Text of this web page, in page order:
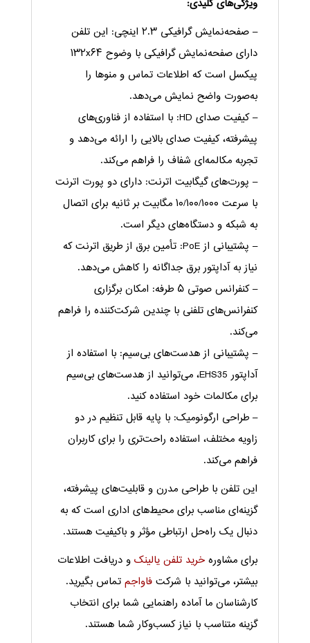
ویژگی‌های کلیدی:
– صفحه‌نمایش گرافیکی ۲.۳ اینچی: این تلفن
دارای صفحه‌نمایش گرافیکی با وضوح ۱۳۲x۶۴
پیکسل است که اطلاعات تماس و منوها را
به‌صورت واضح نمایش می‌دهد.
– کیفیت صدای HD: با استفاده از فناوری‌های
پیشرفته، کیفیت صدای بالایی را ارائه می‌دهد و
تجربه مکالمه‌ای شفاف را فراهم می‌کند.
– پورت‌های گیگابیت اترنت: دارای دو پورت اترنت
با سرعت ۱۰/۱۰۰/۱۰۰۰ مگابیت بر ثانیه برای اتصال
به شبکه و دستگاه‌های دیگر است.
– پشتیبانی از PoE: تأمین برق از طریق اترنت که
نیاز به آداپتور برق جداگانه را کاهش می‌دهد.
– کنفرانس صوتی ۵ طرفه: امکان برگزاری
کنفرانس‌های تلفنی با چندین شرکت‌کننده را فراهم
می‌کند.
– پشتیبانی از هدست‌های بی‌سیم: با استفاده از
آداپتور EHS35، می‌توانید از هدست‌های بی‌سیم
برای مکالمات خود استفاده کنید.
– طراحی ارگونومیک: با پایه قابل تنظیم در دو
زاویه مختلف، استفاده راحت‌تری را برای کاربران
فراهم می‌کند.
این تلفن با طراحی مدرن و قابلیت‌های پیشرفته،
گزینه‌ای مناسب برای محیط‌های اداری است که به
دنبال یک راه‌حل ارتباطی مؤثر و باکیفیت هستند.
برای مشاوره خرید تلفن یالینکو دریافت اطلاعات
بیشتر، می‌توانید با شرکت فاواجمتماس بگیرید.
کارشناسان ما آماده راهنمایی شما برای انتخاب
گزینه متناسب با نیاز کسب‌وکار شما هستند.